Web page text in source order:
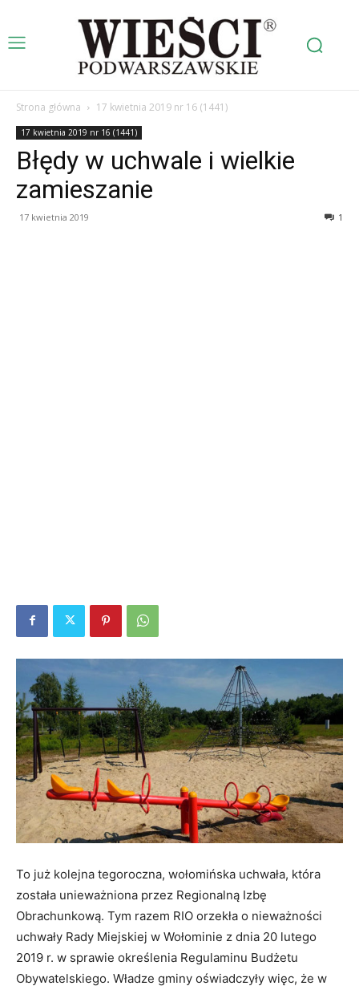
Strona główna 17 kwietnia 2019 nr 16 (1441)
17 kwietnia 2019 nr 16 (1441)
Błędy w uchwale i wielkie
zamieszanie
17 kwietnia 2019 1
To już kolejna tegoroczna, wołomińska uchwała, która
została unieważniona przez Regionalną Izbę
Obrachunkową. Tym razem RIO orzekła o nieważności
uchwały Rady Miejskiej w Wołominie z dnia 20 lutego
2019 r. w sprawie określenia Regulaminu Budżetu
Obywatelskiego. Władze gminy oświadczyły więc, że w